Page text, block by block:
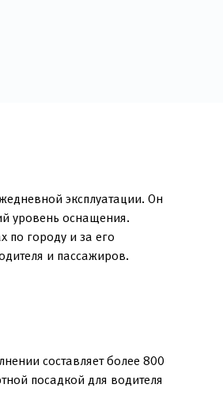
эксплуатации. Он
уровень оснащения.
по городу и за его
и пассажиров.
составляет более 800
посадкой для водителя